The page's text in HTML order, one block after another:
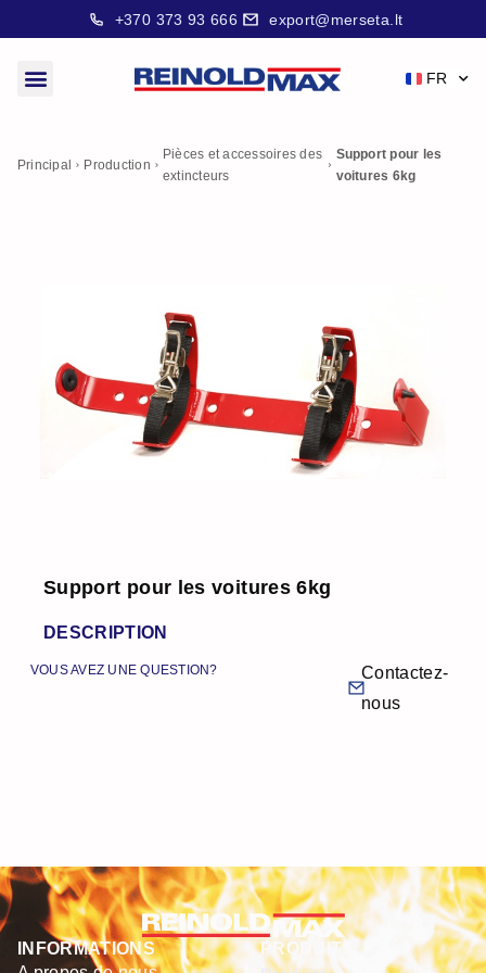
+370 373 93 666 export@merseta.lt
FR
Principal Production
Pièces et accessoires des
extincteurs
Support pour les
voitures 6kg
Support pour les voitures 6kg
DESCRIPTION
VOUS AVEZ UNE QUESTION?
Contactez-
nous
INFORMATIONS
PRODUITS